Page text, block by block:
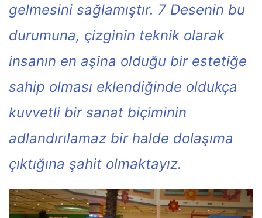
gelmesini sağlamıştır. 7 Desenin bu
durumuna, çizginin teknik olarak
insanın en aşina olduğu bir estetiğe
sahip olması eklendiğinde oldukça
kuvvetli bir sanat biçiminin
adlandırılamaz bir halde dolaşıma
çıktığına şahit olmaktayız.